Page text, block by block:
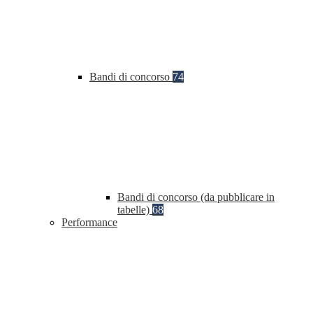
Bandi di concorso 74
Bandi di concorso (da pubblicare in
tabelle) 68
Performance